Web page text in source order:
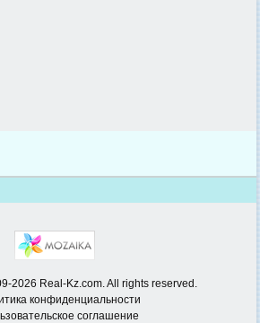
2026 Real-Kz.com. All rights reserved.
конфиденциальности
соглашение